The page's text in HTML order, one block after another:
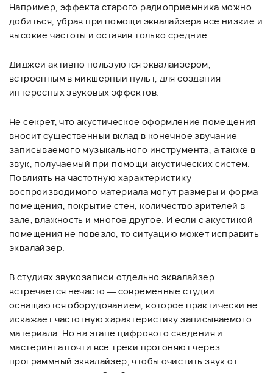
Например, эффекта старого радиоприемника можно
добиться, убрав при помощи эквалайзера все низкие и
высокие частоты и оставив только средние.
Диджеи активно пользуются эквалайзером,
встроенным в микшерный пульт, для создания
интересных звуковых эффектов.
Не секрет, что акустическое оформление помещения
вносит существенный вклад в конечное звучание
записываемого музыкального инструмента, а также в
звук, получаемый при помощи акустических систем.
Повлиять на частотную характеристику
воспроизводимого материала могут размеры и форма
помещения, покрытие стен, количество зрителей в
зале, влажность и многое другое. И если с акустикой
помещения не повезло, то ситуацию может исправить
эквалайзер.
В студиях звукозаписи отдельно эквалайзер
встречается нечасто — современные студии
оснащаются оборудованием, которое практически не
искажает частотную характеристику записываемого
материала. Но на этапе цифрового сведения и
мастеринга почти все треки прогоняют через
программный эквалайзер, чтобы очистить звук от